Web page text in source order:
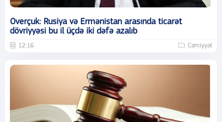
Overçuk: Rusiya və Ermənistan arasında ticarət
dövriyyəsi bu il üçdə iki dəfə azalıb
12:16 Cəmiyyət